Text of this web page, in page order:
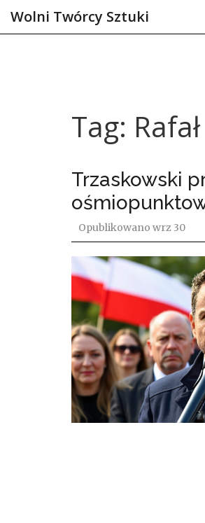
Wolni Twórcy Sztuki
Tag:
Trzaskowski
Opublikowano wrz 30